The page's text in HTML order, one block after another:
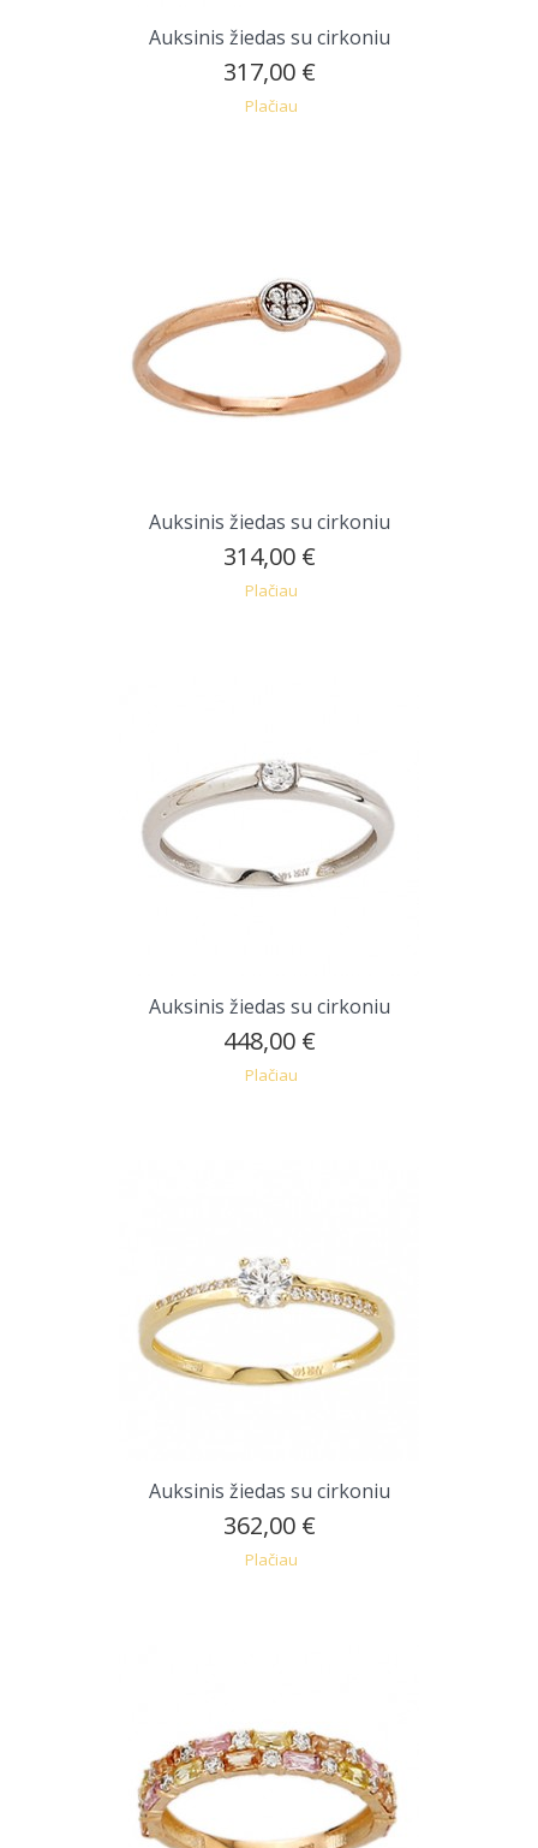
Auksinis žiedas su cirkoniu
317,00 €
Plačiau
Auksinis žiedas su cirkoniu
314,00 €
Plačiau
Auksinis žiedas su cirkoniu
448,00 €
Plačiau
Auksinis žiedas su cirkoniu
362,00 €
Plačiau